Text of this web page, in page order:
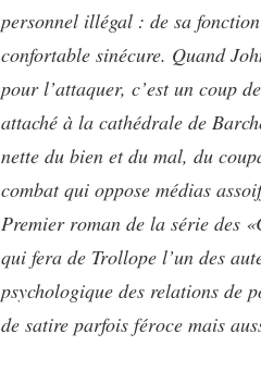
personnel illégal : de sa
confortable sinécure. Quand
pour l’attaquer, c’est un coup
attaché à la cathédrale de
nette du bien et du mal, du
combat qui oppose médias
Premier roman de la série des
qui fera de Trollope l’un des
psychologique des relations de
de satire parfois féroce mais